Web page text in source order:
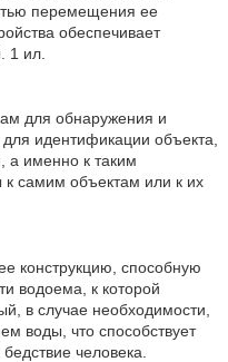
перемещения ее
обеспечивает
1 ил.
для обнаружения и
идентификации объекта,
а именно к таким
к самим объектам или к их
конструкцию, способную
водоема, к которой
в случае необходимости,
воды, что способствует
человека.